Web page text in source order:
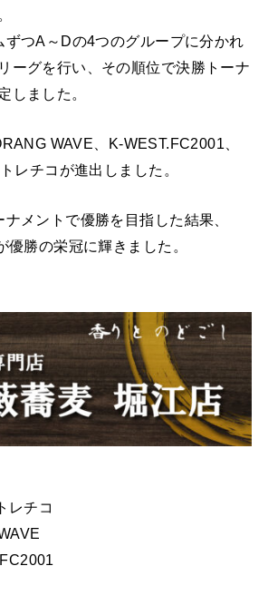
ずつA～Dの4つのグループに分かれ
ーグを行い、その順位で決勝トーナ
しました。
WAVE、K-WEST.FC2001、
レチコが進出しました。
メントで優勝を目指した結果、
優勝の栄冠に輝きました。
チコ